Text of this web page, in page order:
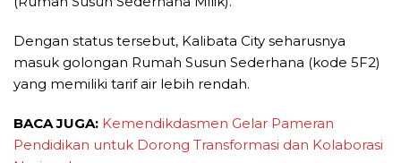
Dengan status tersebut, Kalibata City seharusnya
masuk golongan Rumah Susun Sederhana (kode 5F2)
yang memiliki tarif air lebih rendah.
BACA JUGA: Kemendikdasmen Gelar Pameran
Pendidikan untuk Dorong Transformasi dan Kolaborasi